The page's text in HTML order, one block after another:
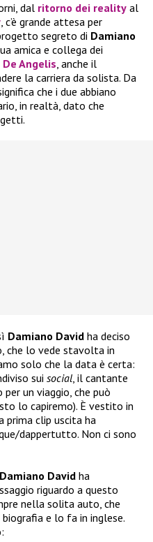
dal ritorno dei reality al
, c’è grande attesa per
segreto di Damiano
amica e collega dei
Angelis, anche il
la carriera da solista. Da
che i due abbiano
in realtà, dato che
Damiano David ha deciso
che lo vede stavolta in
solo che la data è certa:
sui social, il cantante
un viaggio, che può
lo capiremo). È vestito in
prima clip uscita ha
dappertutto. Non ci sono
Damiano David ha
riguardo a questo
nella solita auto, che
e lo fa in inglese.